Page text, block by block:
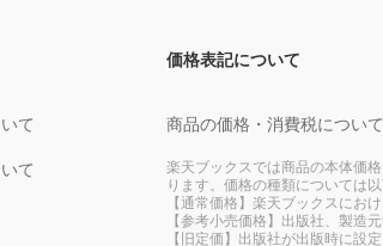
て
て
価格表記について
商品の価格・消費税について
楽天ブックスでは商品の本体価
ります。価格の種類については以
【通常価格】楽天ブックスにお
【参考小売価格】出版社、製造
【旧定価】出版社が出版時に設定